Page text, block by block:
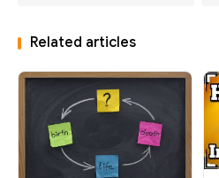
Related articles